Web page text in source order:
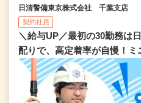
日清警備東京株式会社 千葉支店
契約社員
＼給与UP／最初の30勤務は
配りで、高定着率が自慢！